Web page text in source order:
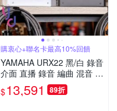
購衷心+聯名卡最高10%回饋
YAMAHA URX22 黑/白 錄音
介面 直播 錄音 編曲 混音 創
作 公司貨
$13,591 89折